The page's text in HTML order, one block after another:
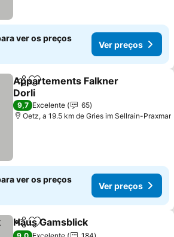
ver os preços
Ver preços
PartilharAdicionar aos favoritos
Appartements Falkner
Dorli
9,7 Excelente
65
Oetz, a 19.5 km de Gries im Sellrain-Praxmar
ver os preços
Ver preços
PartilharAdicionar aos favoritos
Haus Gamsblick